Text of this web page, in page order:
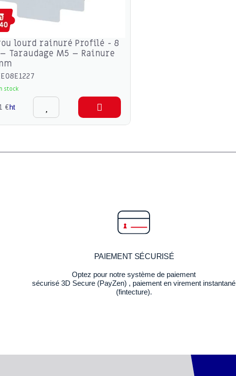
lourd rainuré Profilé - 8
Taraudage M5 – Rainure
stock
€ht
PAIEMENT SÉCURISÉ
Optez pour notre système de paiement
sécurisé 3D Secure (PayZen) , paiement en virement instantané
(fintecture).